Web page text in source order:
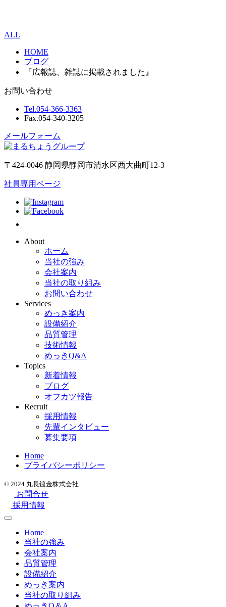
ALL
HOME
ブログ
『広報誌、雑誌に掲載されました』
お問い合わせ
Tel.054-366-3363
Fax.054-340-3205
メールフォーム
〒424-0046 静岡県静岡市清水区西大曲町12-3
社員専用ページ
About
ホーム
当社の強み
会社案内
当社の取り組み
お問い合わせ
Services
めっき案内
設備紹介
品質管理
技術情報
めっきQ&A
Topics
新着情報
ブログ
オフカツ報告
Recruit
採用情報
先輩インタビュー
募集要項
Home
プライバシーポリシー
© 2024 丸長鍍金株式会社.
お問合せ
採用情報
Home
当社の強み
会社案内
品質管理
設備紹介
めっき案内
当社の取り組み